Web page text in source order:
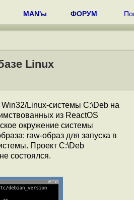
MAN'ы ФОРУМ
Linux
Win32/Linux-системы C:\Deb на
из ReactOS
окружение системы
raw-образ для запуска в
Проект C:\Deb
состоялся.